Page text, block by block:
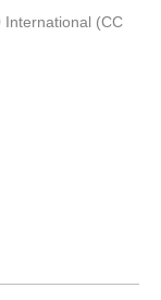
International (CC